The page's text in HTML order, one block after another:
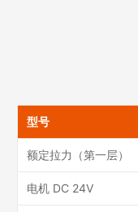
型号
额定拉力（第一层）
电机 DC 24V